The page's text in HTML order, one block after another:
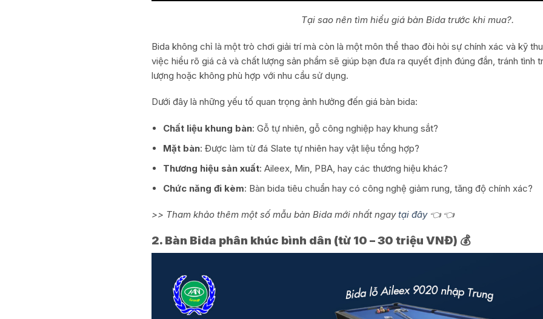
Tại sao nên tìm hiểu giá bàn Bida trước khi mua?.
Bida không chỉ là một trò chơi giải trí mà còn là một môn thể thao đòi hỏi sự chính xác và kỹ
việc hiểu rõ giá cả và chất lượng sản phẩm sẽ giúp bạn đưa ra quyết định đúng đắn, tránh tình
lượng hoặc không phù hợp với nhu cầu sử dụng.
Dưới đây là những yếu tố quan trọng ảnh hưởng đến giá bàn bida:
Chất liệu khung bàn: Gỗ tự nhiên, gỗ công nghiệp hay khung sắt?
Mặt bàn: Được làm từ đá Slate tự nhiên hay vật liệu tổng hợp?
Thương hiệu sản xuất: Aileex, Min, PBA, hay các thương hiệu khác?
Chức năng đi kèm: Bàn bida tiêu chuẩn hay có công nghệ giảm rung, tăng độ chính xác?
>> Tham khảo thêm một số mẫu bàn Bida mới nhất ngaytại đây👈 👈
2. Bàn Bida phân khúc bình dân (từ 10 – 30 triệu VNĐ) 💰